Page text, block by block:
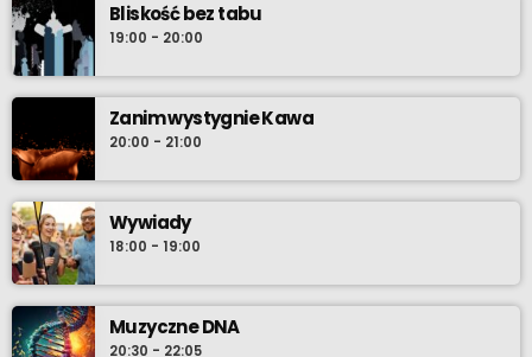
Bliskość bez tabu
19:00 - 20:00
Zanim wystygnie Kawa
20:00 - 21:00
Wywiady
18:00 - 19:00
Muzyczne DNA
20:30 - 22:05